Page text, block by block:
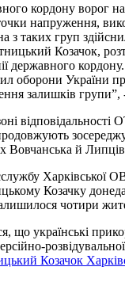
кордону ворог
напруження,
з таких груп
Козачок,
державного
оборони України
залишків групи”,
відповідальності
Вовчанська й
Харківської
Козачку
чотири
що українські
Козачок